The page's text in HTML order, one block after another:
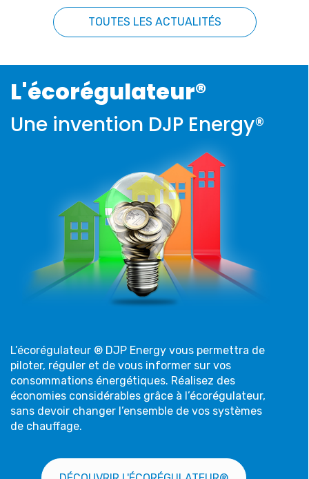
TOUTES LES ACTUALITÉS
L'écorégulateur®
Une invention DJP Energy®
L’écorégulateur ® DJP Energy vous permettra de
piloter, réguler et de vous informer sur vos
consommations énergétiques. Réalisez des
économies considérables grâce à l’écorégulateur,
sans devoir changer l’ensemble de vos systèmes
de chauffage.